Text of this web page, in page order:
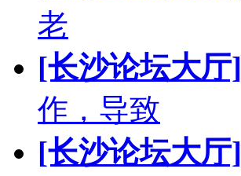
老
[长沙论坛大厅]
作，导致
[长沙论坛大厅]